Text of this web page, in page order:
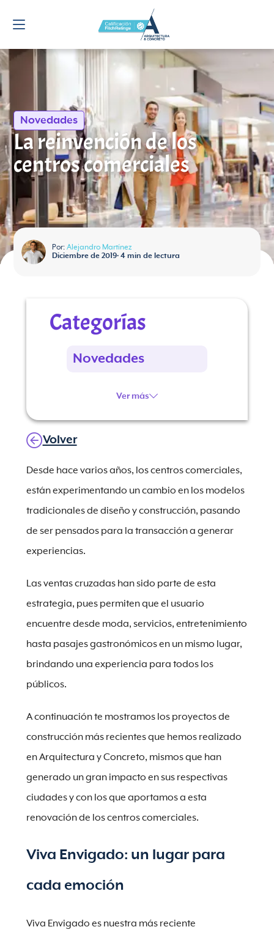
Novedades
La reinvención de los
centros comerciales
Por: Alejandro Martínez
Diciembre de 2019• 4min de lectura
Categorías
Novedades
Ver más
Volver
Desde hace varios años, los centros comerciales,
están experimentando un cambio en los modelos
tradicionales de diseño y construcción, pasando
de ser pensados para la transacción a generar
experiencias.
Las ventas cruzadas han sido parte de esta
estrategia, pues permiten que el usuario
encuentre desde moda, servicios, entretenimiento
hasta pasajes gastronómicos en un mismo lugar,
brindando una experiencia para todos los
públicos.
A continuación te mostramos los proyectos de
construcción más recientes que hemos realizado
en Arquitectura y Concreto, mismos que han
generado un gran impacto en sus respectivas
ciudades y con los que aportamos a esta
renovación de los centros comerciales.
Viva Envigado: un lugar para
cada emoción
Viva Envigado es nuestra más reciente